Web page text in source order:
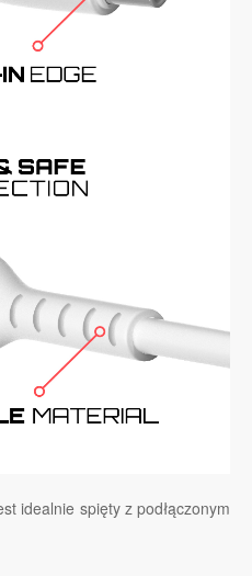
idealnie spięty z podłączonym